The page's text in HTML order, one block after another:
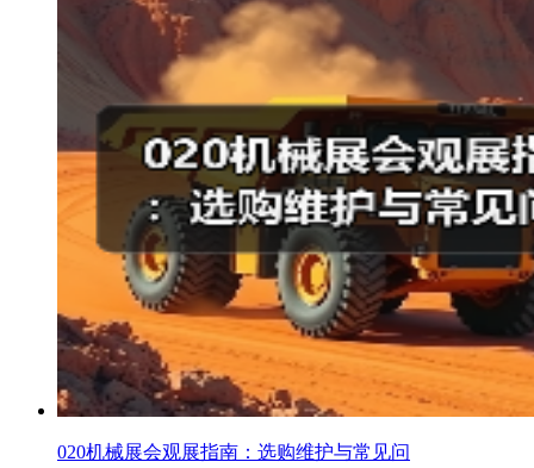
020机械展会观展指南：选购维护与常见问